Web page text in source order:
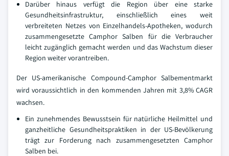
Darüber hinaus verfügt die Region über eine starke
Gesundheitsinfrastruktur, einschließlich eines weit
verbreiteten Netzes von Einzelhandels-Apotheken, wodurch
zusammengesetzte Camphor Salben für die Verbraucher
leicht zugänglich gemacht werden und das Wachstum dieser
Region weiter vorantreiben.
Der US-amerikanische Compound-Camphor Salbementmarkt
wird voraussichtlich in den kommenden Jahren mit 3,8% CAGR
wachsen.
Ein zunehmendes Bewusstsein für natürliche Heilmittel und
ganzheitliche Gesundheitspraktiken in der US-Bevölkerung
trägt zur Forderung nach zusammengesetzten Camphor
Salben bei.